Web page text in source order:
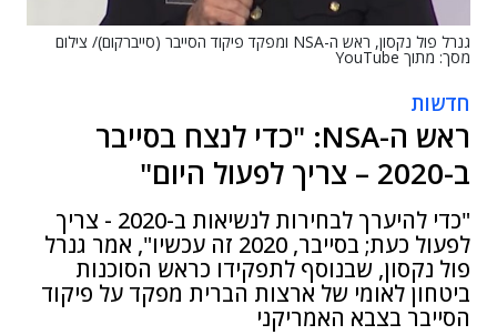
גנרל פול נקסון, ראש ה-NSA ומפקד פיקוד הסייבר (סייברקום)/ צילום
מסך: מתוך YouTube
חדשות
ראש ה-NSA: "כדי לנצח בסייבר
ב-2020 – צריך לפעול היום"
"כדי להיערך לבחירות לנשיאות ב-2020 - צריך
לפעול כעת; בסייבר, 2020 זה עכשיו", אמר גנרל
פול נקסון, שבנוסף לתפקידו כראש הסוכנות
ביטחון לאומי של ארצות הברית מפקד על פיקוד
הסייבר בצבא האמריקני